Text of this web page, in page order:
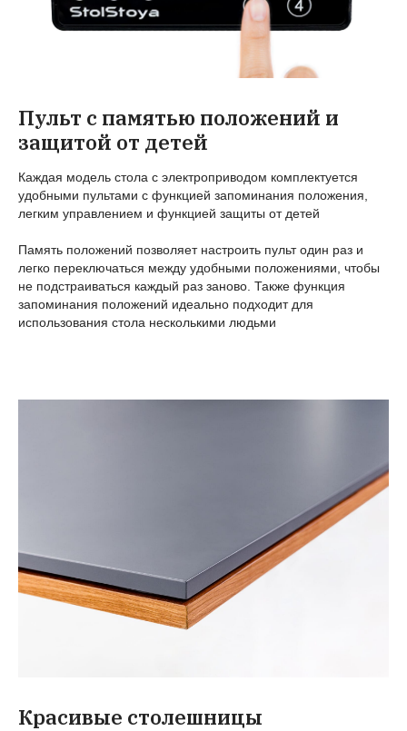
Пульт с памятью положений и
защитой от детей
Каждая модель стола с электроприводом комплектуется
удобными пультами с функцией запоминания положения,
легким управлением и функцией защиты от детей
Память положений позволяет настроить пульт один раз и
легко переключаться между удобными положениями, чтобы
не подстраиваться каждый раз заново. Также функция
запоминания положений идеально подходит для
использования стола несколькими людьми
Красивые столешницы